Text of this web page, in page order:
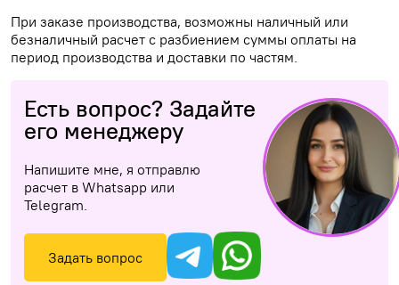
При заказе производства, возможны наличный или
безналичный расчет с разбиением суммы оплаты на
период производства и доставки по частям.
Есть вопрос? Задайте
его менеджеру
Напишите мне, я отправлю
расчет в Whatsapp или
Telegram.
Задать вопрос